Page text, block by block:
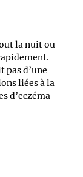
la nuit ou
pas d’une
liées à la
d’eczéma